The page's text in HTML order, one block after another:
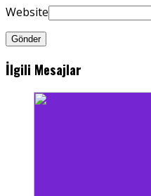
Website
İlgili Mesajlar